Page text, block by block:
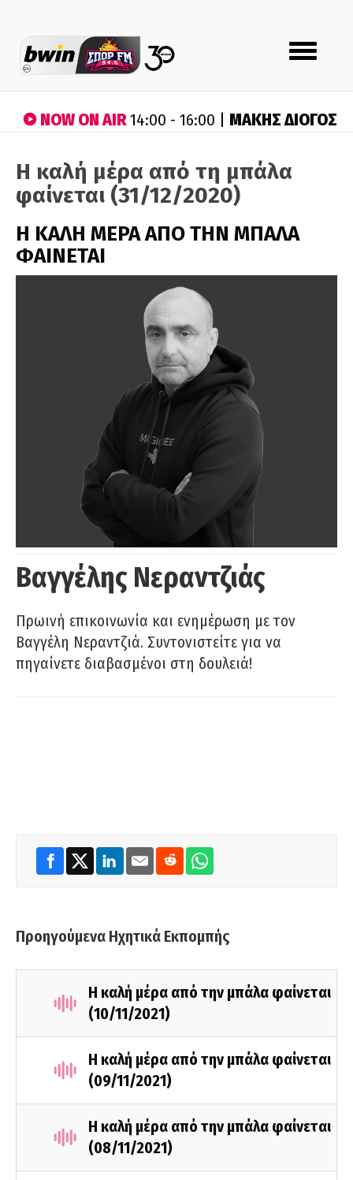
Toggle
navigation
NOW ON AIR14:00 - 16:00 | ΜΑΚΗΣ ΔΙΟΓΟΣ
Η καλή μέρα από τη μπάλα
φαίνεται (31/12/2020)
H ΚΑΛΗ ΜΕΡΑ ΑΠΟ ΤΗΝ ΜΠΑΛΑ
ΦΑΙΝΕΤΑΙ
Βαγγέλης Νεραντζιάς
Πρωινή επικοινωνία και ενημέρωση με τον
Βαγγέλη Νεραντζιά. Συντονιστείτε για να
πηγαίνετε διαβασμένοι στη δουλειά!
Προηγούμενα Ηχητικά Εκπομπής
Η καλή μέρα από την μπάλα φαίνεται
(10/11/2021)
Η καλή μέρα από την μπάλα φαίνεται
(09/11/2021)
Η καλή μέρα από την μπάλα φαίνεται
(08/11/2021)